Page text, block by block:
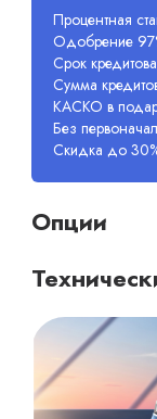
Процентная
Одобрение
Срок
Сумма
КАСКО в
Без
Скидка до
Опции